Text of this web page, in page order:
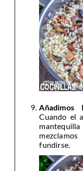
Cuando el
fundirse.